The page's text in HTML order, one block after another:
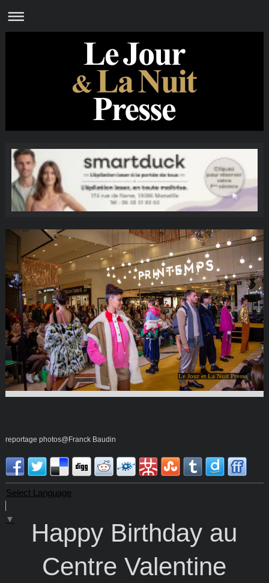
Le Jour et La Nuit Presse
reportage photos@Franck Baudin
Select Language
▼
Happy Birthday au
Centre Valentine